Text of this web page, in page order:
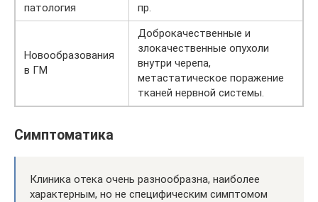
патология
пр.
Новообразования
в ГМ
Доброкачественные и
злокачественные опухоли
внутри черепа,
метастатическое поражение
тканей нервной системы.
Симптоматика
Клиника отека очень разнообразна, наиболее
характерным, но не специфическим симптомом